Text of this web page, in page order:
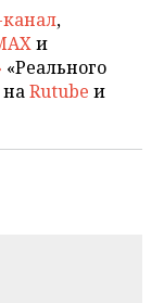
,
и
«Реального
Rutube и